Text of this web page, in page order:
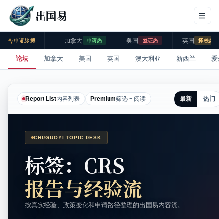
出国易
申请脉搏 加拿大 申请热 美国 签证热 英国 择校热
论坛 加拿大 美国 英国 澳大利亚 新西兰 爱
Report List内容列表 Premium筛选 + 阅读 最新 热门
CHUGUOYI TOPIC DESK
标签：CRS
报告与经验流
按真实经验、政策变化和申请路径整理的出国易内容流。